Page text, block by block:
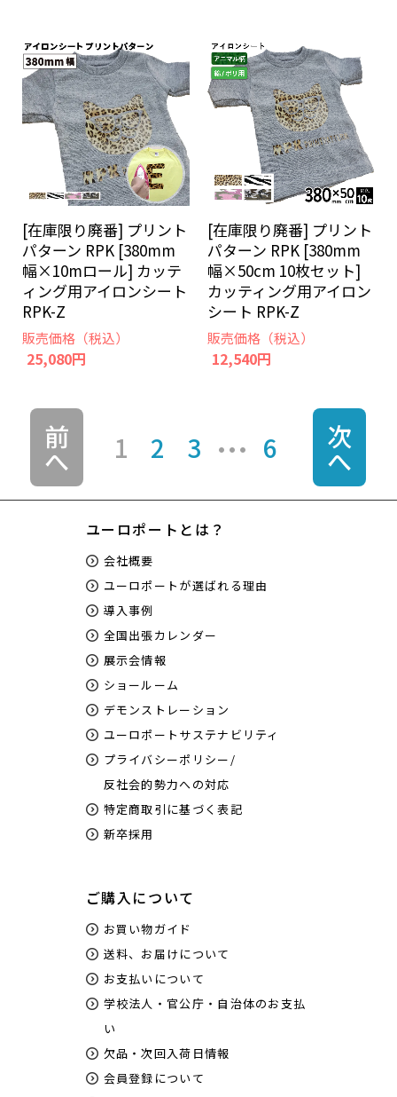
[在庫限り廃番] プリント
パターン RPK [380mm
幅×10mロール] カッテ
ィング用アイロンシート
RPK-Z
販売価格（税込）
25,080円
[在庫限り廃番] プリント
パターン RPK [380mm
幅×50cm 10枚セット]
カッティング用アイロン
シート RPK-Z
販売価格（税込）
12,540円
前
へ 1 2 3 6 次
へ
ユーロポートとは？
会社概要
ユーロポートが選ばれる理由
導入事例
全国出張カレンダー
展示会情報
ショールーム
デモンストレーション
ユーロポートサステナビリティ
プライバシーポリシー/
反社会的勢力への対応
特定商取引に基づく表記
新卒採用
ご購入について
お買い物ガイド
送料、お届けについて
お支払いについて
学校法人・官公庁・自治体のお支払
い
欠品・次回入荷日情報
会員登録について